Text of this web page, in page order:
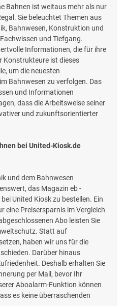
Bahnen ist weitaus mehr als nur
Sie beleuchtet Themen aus
Bahnwesen, Konstruktion und
und Tiefgang.
Informationen, die für ihre
Konstrukteure ist dieses
um die neuesten
Bahnwesen zu verfolgen. Das
und Informationen
dass die Arbeitsweise seiner
und zukunftsorientierter
bei United-Kiosk.de
und dem Bahnwesen
das Magazin eb -
United Kiosk zu bestellen. Ein
eine Preisersparnis im Vergleich
Abo leisten Sie
Statt auf
haben wir uns für die
Darüber hinaus
Deshalb erhalten Sie
per Mail, bevor Ihr
Aboalarm-Funktion können
es keine überraschenden